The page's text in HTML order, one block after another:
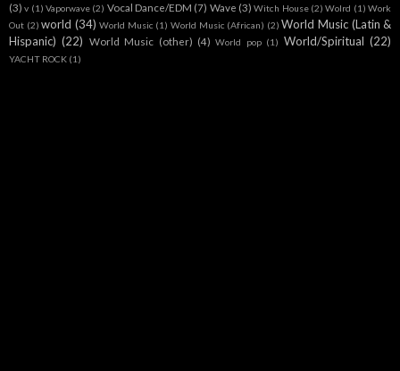
(3) v (1) Vaporwave (2) Vocal Dance/EDM (7) Wave (3) Witch House (2) Wolrd (1) Work
Out (2) world (34) World Music (1) World Music (African) (2) World Music (Latin &
Hispanic) (22) World Music (other) (4) World pop (1) World/Spiritual (22)
YACHT ROCK (1)